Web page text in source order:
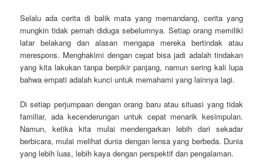
Selalu ada cerita di balik mata yang memandang, cerita yang
mungkin tidak pernah diduga sebelumnya. Setiap orang memiliki
latar belakang dan alasan mengapa mereka bertindak atau
merespons. Menghakimi dengan cepat bisa jadi adalah tindakan
yang kita lakukan tanpa berpikir panjang, namun sering kali lupa
bahwa empati adalah kunci untuk memahami yang lainnya lagi.
Di setiap perjumpaan dengan orang baru atau situasi yang tidak
familiar, ada kecenderungan untuk cepat menarik kesimpulan.
Namun, ketika kita mulai mendengarkan lebih dari sekadar
berbicara, mulai melihat dunia dengan lensa yang berbeda. Dunia
yang lebih luas, lebih kaya dengan perspektif dan pengalaman.